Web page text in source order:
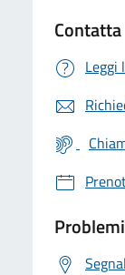
Leggi